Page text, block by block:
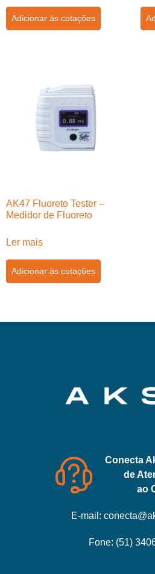
Adicionar às cotações
AK47 Fluoreto Tester –
Medidor de Fluoreto
Ler mais
Adicionar às cotações
Conecta
de
ao
E-mail:
Fone: (51)